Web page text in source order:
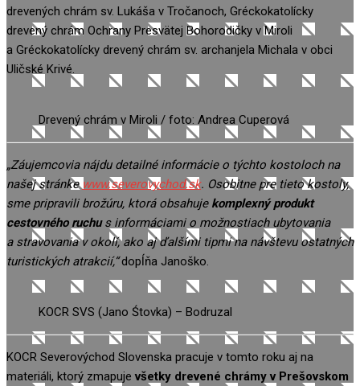
drevených chrám sv. Lukáša v Tročanoch, Gréckokatolícky
drevený chrám Ochrany Presvätej Bohorodičky v Miroli
a Gréckokatolícky drevený chrám sv. archanjela Michala v obci
Uličské Krivé.
Drevený chrám v Miroli / foto: Andrea Cuperová
„Záujemcovia nájdu detailné informácie o týchto kostoloch na
našej stránkewww.severovychod.sk. Osobitne pre tieto kostoly,
sme pripravili brožúru, ktorá obsahuje komplexný produkt
cestovného ruchus informáciami o možnostiach ubytovania
a stravovania v okolí, ako aj ďalšími tipmi na návštevu ostatných
turistických atrakcií,“dopĺňa Janoško.
KOCR SVS (Jano Śtovka) – Bodruzal
KOCR Severovýchod Slovenska pracuje v tomto roku aj na
materiáli, ktorý zmapujevšetky drevené chrámy v Prešovskom